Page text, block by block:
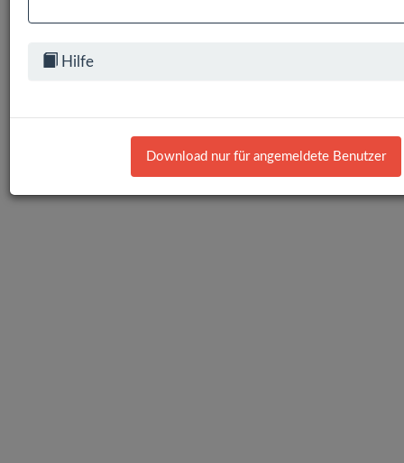
Hilfe
Download nur für angemeldete Benutzer